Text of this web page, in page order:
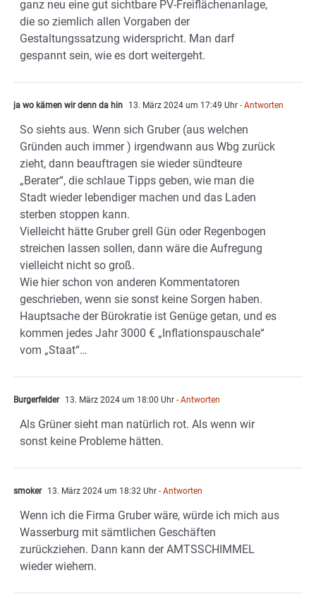
ganz neu eine gut sichtbare PV-Freiflächenanlage,
die so ziemlich allen Vorgaben der
Gestaltungssatzung widerspricht. Man darf
gespannt sein, wie es dort weitergeht.
ja wo kämen wir denn da hin 13. März 2024 um 17:49 Uhr - Antworten
So siehts aus. Wenn sich Gruber (aus welchen
Gründen auch immer ) irgendwann aus Wbg zurück
zieht, dann beauftragen sie wieder sündteure
„Berater“, die schlaue Tipps geben, wie man die
Stadt wieder lebendiger machen und das Laden
sterben stoppen kann.
Vielleicht hätte Gruber grell Gün oder Regenbogen
streichen lassen sollen, dann wäre die Aufregung
vielleicht nicht so groß.
Wie hier schon von anderen Kommentatoren
geschrieben, wenn sie sonst keine Sorgen haben.
Hauptsache der Bürokratie ist Genüge getan, und es
kommen jedes Jahr 3000 € „Inflationspauschale“
vom „Staat“…
Burgerfelder 13. März 2024 um 18:00 Uhr - Antworten
Als Grüner sieht man natürlich rot. Als wenn wir
sonst keine Probleme hätten.
smoker 13. März 2024 um 18:32 Uhr - Antworten
Wenn ich die Firma Gruber wäre, würde ich mich aus
Wasserburg mit sämtlichen Geschäften
zurückziehen. Dann kann der AMTSSCHIMMEL
wieder wiehern.